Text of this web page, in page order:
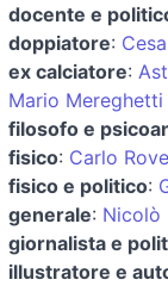
docente e
doppiatore:
ex calciatore:
Mario Mereghetti
filosofo e
fisico: Carlo
fisico e politico:
generale: Nicolò
giornalista e
illustratore e